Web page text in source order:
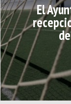
El